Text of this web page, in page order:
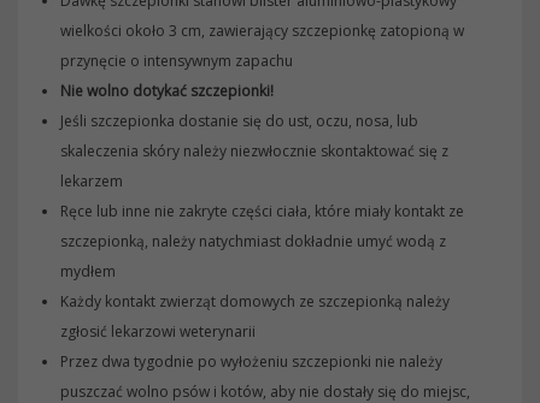
wielkości około 3 cm, zawierający szczepionkę zatopioną w
przynęcie o intensywnym zapachu
Nie wolno dotykać szczepionki!
Jeśli szczepionka dostanie się do ust, oczu, nosa, lub
skaleczenia skóry należy niezwłocznie skontaktować się z
lekarzem
Ręce lub inne nie zakryte części ciała, które miały kontakt ze
szczepionką, należy natychmiast dokładnie umyć wodą z
mydłem
Każdy kontakt zwierząt domowych ze szczepionką należy
zgłosić lekarzowi weterynarii
Przez dwa tygodnie po wyłożeniu szczepionki nie należy
puszczać wolno psów i kotów, aby nie dostały się do miejsc,